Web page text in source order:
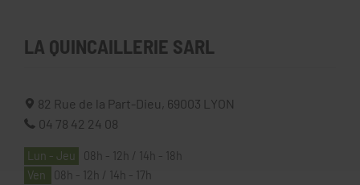
LA QUINCAILLERIE SARL
82 Rue de la Part-Dieu, 69003
LYON
04 78 42 24 08
Lun - Jeu
08h - 12h / 14h - 18h
Ven
08h - 12h / 14h - 17h